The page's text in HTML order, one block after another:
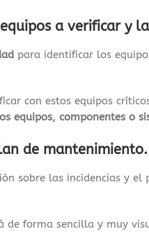
a verificar y
para identificar los
con estos equipos
equipos, componentes o
de mantenimiento.
sobre las incidencias y
de forma sencilla y muy